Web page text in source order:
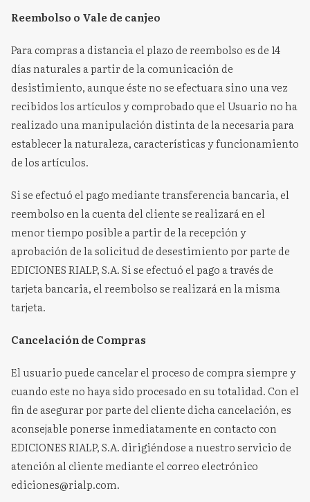
Reembolso o Vale de canjeo
Para compras a distancia el plazo de reembolso es de 14
días naturales a partir de la comunicación de
desistimiento, aunque éste no se efectuara sino una vez
recibidos los artículos y comprobado que el Usuario no ha
realizado una manipulación distinta de la necesaria para
establecer la naturaleza, características y funcionamiento
de los artículos.
Si se efectuó el pago mediante transferencia bancaria, el
reembolso en la cuenta del cliente se realizará en el
menor tiempo posible a partir de la recepción y
aprobación de la solicitud de desestimiento por parte de
EDICIONES RIALP, S.A. Si se efectuó el pago a través de
tarjeta bancaria, el reembolso se realizará en la misma
tarjeta.
Cancelación de Compras
El usuario puede cancelar el proceso de compra siempre y
cuando este no haya sido procesado en su totalidad. Con el
fin de asegurar por parte del cliente dicha cancelación, es
aconsejable ponerse inmediatamente en contacto con
EDICIONES RIALP, S.A. dirigiéndose a nuestro servicio de
atención al cliente mediante el correo electrónico
ediciones@rialp.com.